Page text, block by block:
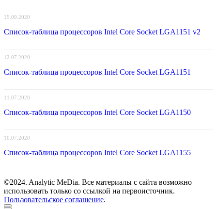
15.09.2020
Список-таблица процессоров Intel Core Socket LGA1151 v2
12.07.2020
Список-таблица процессоров Intel Core Socket LGA1151
11.07.2020
Список-таблица процессоров Intel Core Socket LGA1150
10.07.2020
Список-таблица процессоров Intel Core Socket LGA1155
©2024. Analytic MeDia. Все материалы с сайта возможно
использовать только со ссылкой на первоисточник.
Пользовательское соглашение.